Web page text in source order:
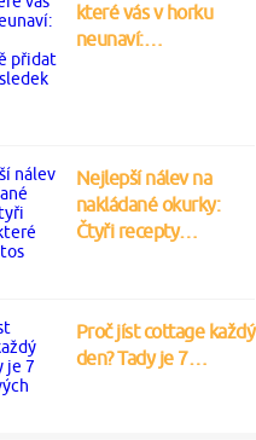
které vás v horku
neunaví:…
Nejlepší nálev na
nakládané okurky:
Čtyři recepty…
Proč jíst cottage každý
den? Tady je 7…